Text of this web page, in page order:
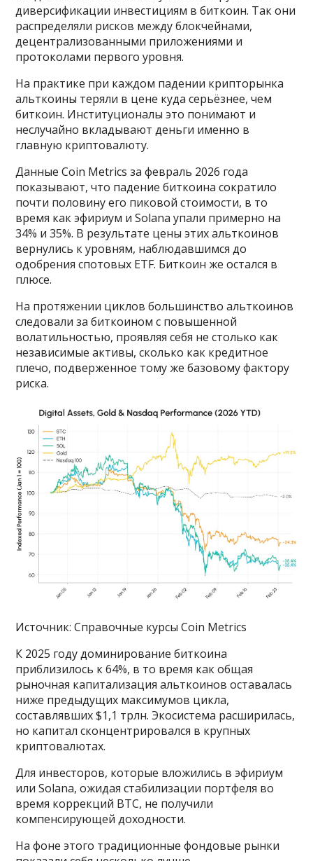
диверсификации инвестициям в биткоин. Так они
распределяли рисков между блокчейнами,
децентрализованными приложениями и
протоколами первого уровня.
На практике при каждом падении крипторынка
альткоины теряли в цене куда серьёзнее, чем
биткоин. Институционалы это понимают и
неслучайно вкладывают деньги именно в
главную криптовалюту.
Данные Coin Metrics за февраль 2026 года
показывают, что падение биткоина сократило
почти половину его пиковой стоимости, в то
время как эфириум и Solana упали примерно на
34% и 35%. В результате цены этих альткоинов
вернулись к уровням, наблюдавшимся до
одобрения спотовых ETF. Биткоин же остался в
плюсе.
На протяжении циклов большинство альткоинов
следовали за биткоином с повышенной
волатильностью, проявляя себя не столько как
независимые активы, сколько как кредитное
плечо, подверженное тому же базовому фактору
риска.
Источник: Справочные курсы Coin Metrics
К 2025 году доминирование биткоина
приблизилось к 64%, в то время как общая
рыночная капитализация альткоинов оставалась
ниже предыдущих максимумов цикла,
составлявших $1,1 трлн. Экосистема расширилась,
но капитал сконцентрировался в крупных
криптовалютах.
Для инвесторов, которые вложились в эфириум
или Solana, ожидая стабилизации портфеля во
время коррекций BTC, не получили
компенсирующей доходности.
На фоне этого традиционные фондовые рынки